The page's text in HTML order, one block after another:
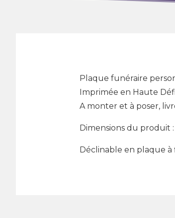
Plaque funéraire
Imprimée en Haute
A monter et à poser,
Dimensions du produit
Déclinable en plaque à